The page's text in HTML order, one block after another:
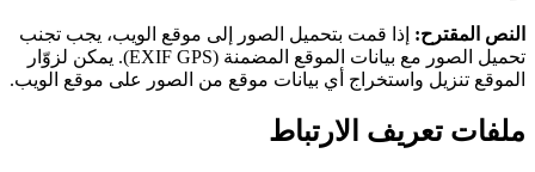
النص المقترح: إذا قمت بتحميل الصور إلى موقع الويب، يجب تجنب
تحميل الصور مع بيانات الموقع المضمنة (EXIF GPS). يمكن لزوّار
الموقع تنزيل واستخراج أي بيانات موقع من الصور على موقع الويب.
ملفات تعريف الارتباط